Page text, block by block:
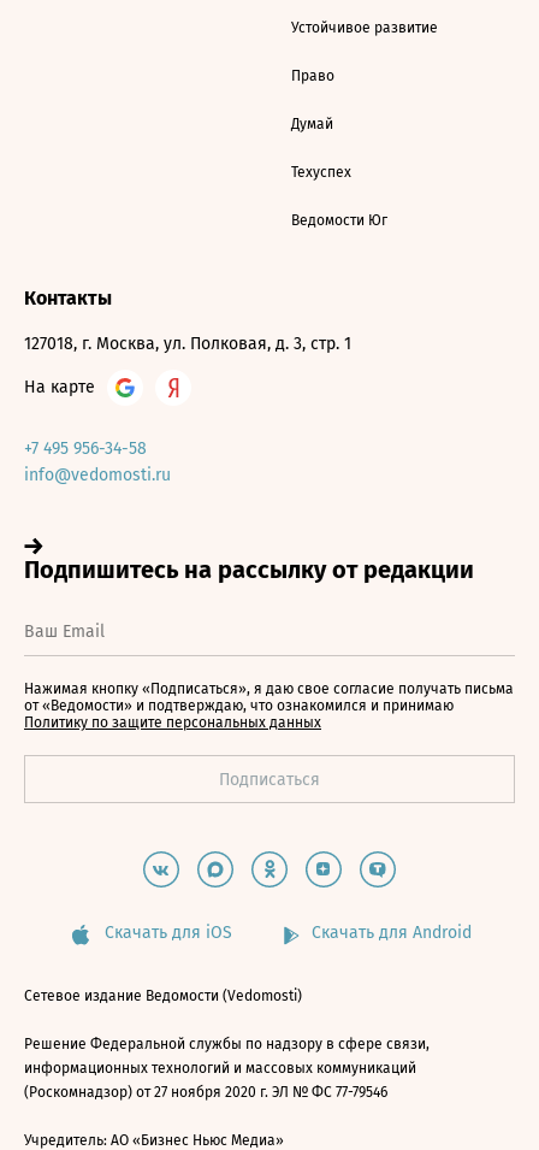
Устойчивое развитие
Право
Думай
Техуспех
Ведомости Юг
Контакты
127018, г. Москва, ул. Полковая, д. 3, стр. 1
На карте
+7 495 956-34-58
info@vedomosti.ru
Нажимая кнопку «Подписаться», я даю свое согласие получать письма
от «Ведомости» и подтверждаю, что ознакомился и принимаю
Политику по защите персональных данных
Скачать для iOS Скачать для Android
Сетевое издание Ведомости (Vedomosti)
Решение Федеральной службы по надзору в сфере связи,
информационных технологий и массовых коммуникаций
(Роскомнадзор) от 27 ноября 2020 г. ЭЛ № ФС 77-79546
Учредитель: АО «Бизнес Ньюс Медиа»